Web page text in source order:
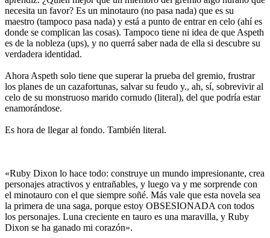
necesita un favor? Es un minotauro (no pasa nada) que es su
maestro (tampoco pasa nada) y está a punto de entrar en celo (ahí es
donde se complican las cosas). Tampoco tiene ni idea de que Aspeth
es de la nobleza (ups), y no querrá saber nada de ella si descubre su
verdadera identidad.
Ahora Aspeth solo tiene que superar la prueba del gremio, frustrar
los planes de un cazafortunas, salvar su feudo y., ah, sí, sobrevivir al
celo de su monstruoso marido cornudo (literal), del que podría estar
enamorándose.
Es hora de llegar al fondo. También literal.
«Ruby Dixon lo hace todo: construye un mundo impresionante, crea
personajes atractivos y entrañables, y luego va y me sorprende con
el minotauro con el que siempre soñé. Más vale que esta novela sea
la primera de una saga, porque estoy OBSESIONADA con todos
los personajes. Luna creciente en tauro es una maravilla, y Ruby
Dixon se ha ganado mi corazón».